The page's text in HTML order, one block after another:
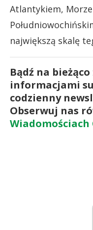
Atlantykiem,
największą skalę
Bądź na
informacjami
codzienny
Obserwuj nas
Wiadomościach